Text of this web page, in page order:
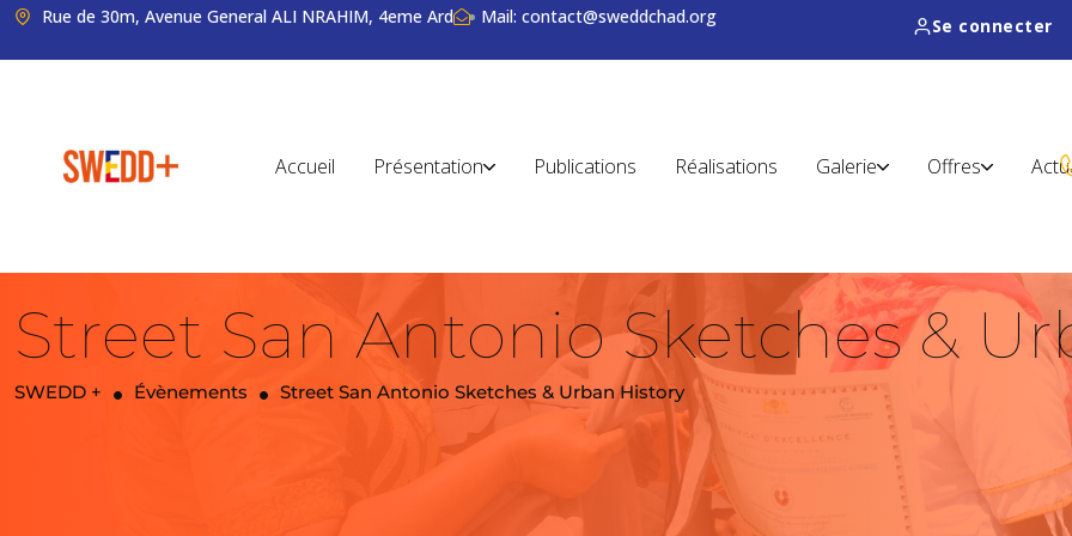
Rue de 30m, Avenue General ALI NRAHIM, 4eme Ard Mail: contact@sweddchad.org Se connecter
Accueil Présentation Publications Réalisations Galerie Offres
Street San Antonio Sketches &
SWEDD + Évènements Street San Antonio Sketches & Urban History